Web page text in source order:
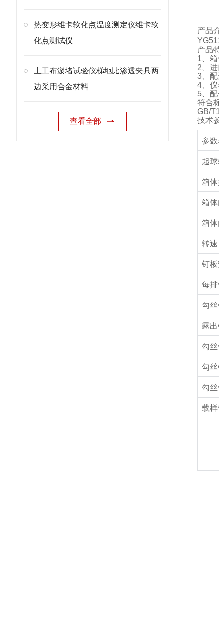
热变形维卡软化点温度测定仪维卡软
化点测试仪
土工布淤堵试验仪梯地比渗透夹具两
边采用合金材料
查看全部
产品
产品
1 、
2 、
3 、
4 、
5 、
符合
GB/
技术
参
起
箱
箱
箱
转速
钉
每
勾
露
勾
勾
勾
载